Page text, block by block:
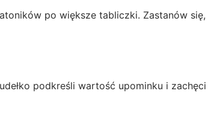
po większe tabliczki. Zastanów się,
podkreśli wartość upominku i